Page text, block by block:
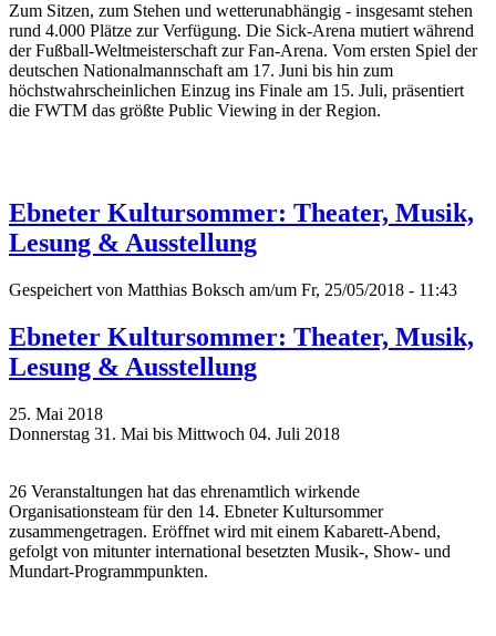
Zum Sitzen, zum Stehen und wetterunabhängig - insgesamt stehen
rund 4.000 Plätze zur Verfügung. Die Sick-Arena mutiert während
der Fußball-Weltmeisterschaft zur Fan-Arena. Vom ersten Spiel der
deutschen Nationalmannschaft am 17. Juni bis hin zum
höchstwahrscheinlichen Einzug ins Finale am 15. Juli, präsentiert
die FWTM das größte Public Viewing in der Region.
Ebneter Kultursommer: Theater, Musik,
Lesung & Ausstellung
Gespeichert von Matthias Boksch am/um Fr, 25/05/2018 - 11:43
Ebneter Kultursommer: Theater, Musik,
Lesung & Ausstellung
25. Mai 2018
Donnerstag 31. Mai bis Mittwoch 04. Juli 2018
26 Veranstaltungen hat das ehrenamtlich wirkende
Organisationsteam für den 14. Ebneter Kultursommer
zusammengetragen. Eröffnet wird mit einem Kabarett-Abend,
gefolgt von mitunter international besetzten Musik-, Show- und
Mundart-Programmpunkten.